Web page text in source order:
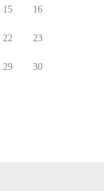
15 16
22 23
29 30